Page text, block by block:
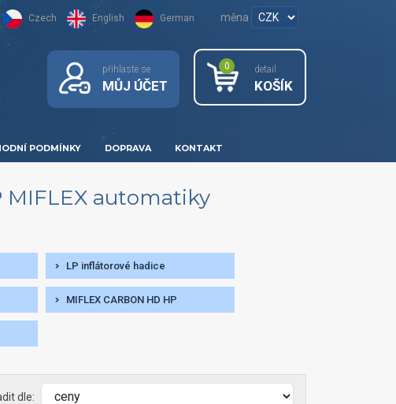
Czech English German měna
přihlaste se
MŮJ ÚČET
0 detail
KOŠÍK
PODMÍNKY DOPRAVA KONTAKT
MIFLEX automatiky
LP inflátorové hadice
MIFLEX CARBON HD HP
dle: